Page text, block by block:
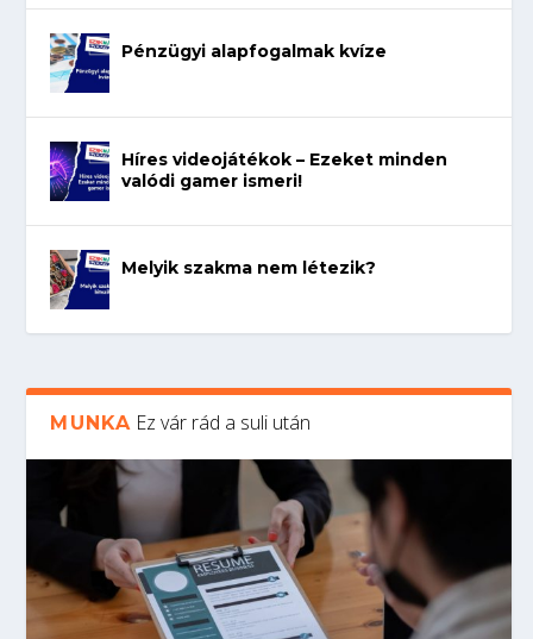
Pénzügyi alapfogalmak kvíze
Híres videojátékok – Ezeket minden
valódi gamer ismeri!
Melyik szakma nem létezik?
MUNKA Ez vár rád a suli után